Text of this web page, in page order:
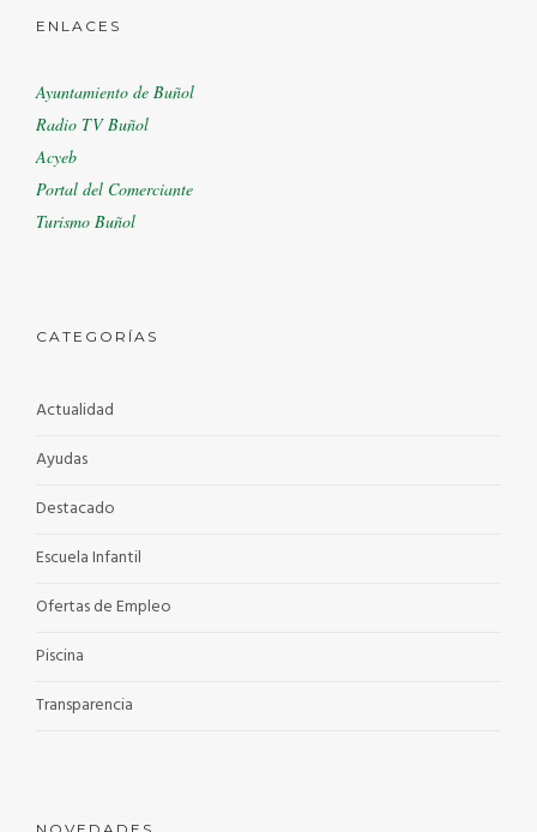
ENLACES
Ayuntamiento de Buñol
Radio TV Buñol
Acyeb
Portal del Comerciante
Turismo Buñol
CATEGORÍAS
Actualidad
Ayudas
Destacado
Escuela Infantil
Ofertas de Empleo
Piscina
Transparencia